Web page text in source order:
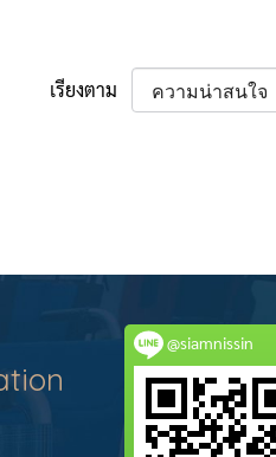
เรียงตาม
@siamnissin